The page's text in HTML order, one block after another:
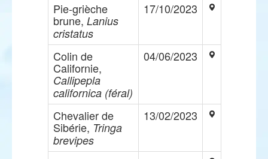
Pie-grièche
brune, Lanius
cristatus
17/10/2023
Colin de
Californie,
Callipepla
californica (féral)
04/06/2023
Chevalier de
Sibérie, Tringa
brevipes
13/02/2023